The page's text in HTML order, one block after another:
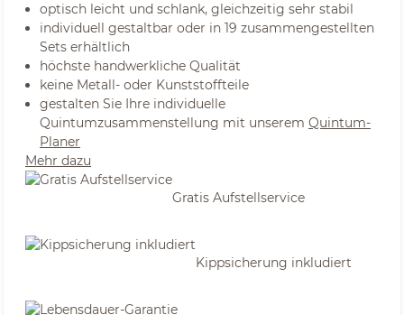
optisch leicht und schlank, gleichzeitig sehr stabil
individuell gestaltbar oder in 19 zusammengestellten
Sets erhältlich
höchste handwerkliche Qualität
keine Metall- oder Kunststoffteile
gestalten Sie Ihre individuelle
Quintumzusammenstellung mit unserem Quintum-
Planer
Mehr dazu
Gratis Aufstellservice
Kippsicherung inkludiert